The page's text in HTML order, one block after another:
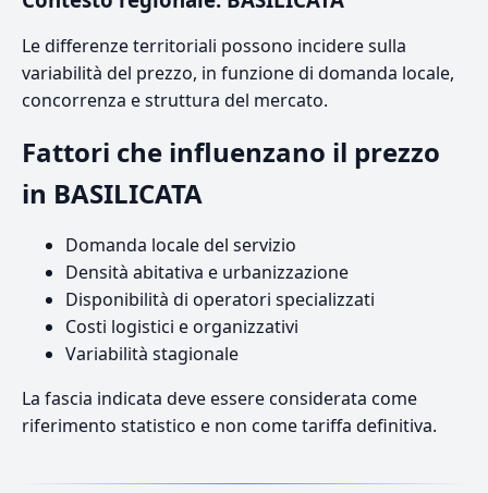
Le differenze territoriali possono incidere sulla
variabilità del prezzo, in funzione di domanda locale,
concorrenza e struttura del mercato.
Fattori che influenzano il prezzo
in BASILICATA
Domanda locale del servizio
Densità abitativa e urbanizzazione
Disponibilità di operatori specializzati
Costi logistici e organizzativi
Variabilità stagionale
La fascia indicata deve essere considerata come
riferimento statistico e non come tariffa definitiva.